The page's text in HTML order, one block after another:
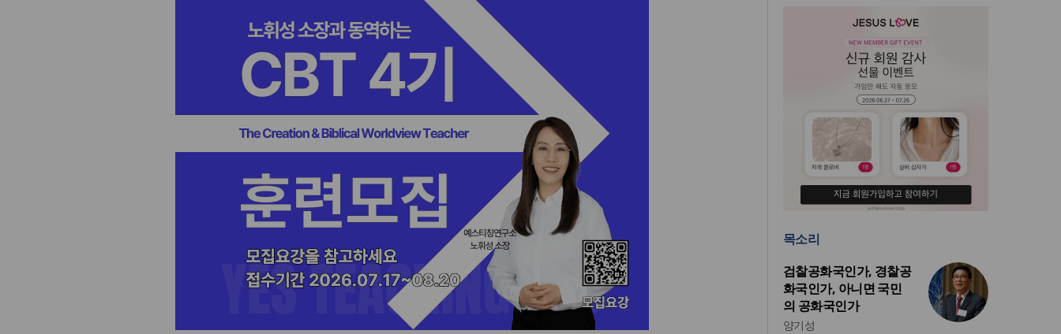
목소리
검찰공화국인가, 경찰공
화국인가, 아니면 국민
의 공화국인가
양기성